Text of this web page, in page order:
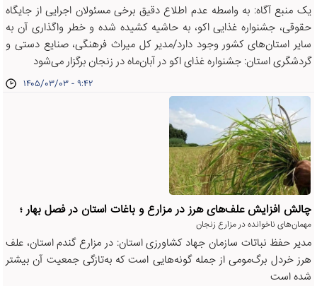
یک منبع آگاه: به واسطه عدم اطلاع دقیق برخی مسئولان اجرایی از جایگاه
حقوقی، جشنواره غذایی اکو، به حاشیه کشیده شده و خطر واگذاری آن به
سایر استان‌های کشور وجود دارد/مدیر کل میراث فرهنگی، صنایع دستی و
گردشگری استان: جشنواره غذای اکو در آبان‌ماه در زنجان برگزار می‌شود
۱۴۰۵/۰۳/۰۳ - ۹:۴۲
چالش افزایش علف‌های هرز در مزارع و باغات استان در فصل بهار ؛
مهمان‌های ناخوانده در مزارع زنجان
مدیر حفظ نباتات سازمان جهاد کشاورزی استان: در مزارع گندم استان، علف
هرز خردل برگ‌مومی از جمله گونه‌هایی است که به‌تازگی جمعیت آن بیشتر
شده است